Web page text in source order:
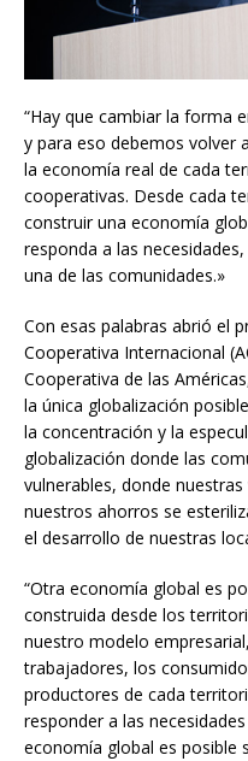
“Hay que cambiar la forma
y para eso debemos volver
la economía real de cada
cooperativas. Desde cada
construir una economía
responda a las
una de las comunidades.»
Con esas palabras abrió el
Cooperativa Internacional
Cooperativa de las
la única globalización
la concentración y la
globalización donde las
vulnerables, donde
nuestros ahorros se
el desarrollo de nuestras
“Otra economía global es
construida desde los
nuestro modelo
trabajadores, los
productores de cada
responder a las
economía global es posible